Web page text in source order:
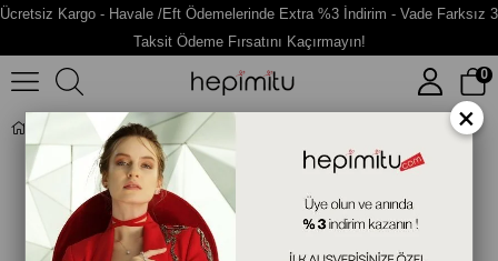
Ücretsiz Kargo - Havale /Eft Ödemelerinde Extra %3 İndirim - Vade Farksız 3
Taksit Ödeme Fırsatını Kaçırmayın!
0
Makas Figürlü Altın Kolye ×